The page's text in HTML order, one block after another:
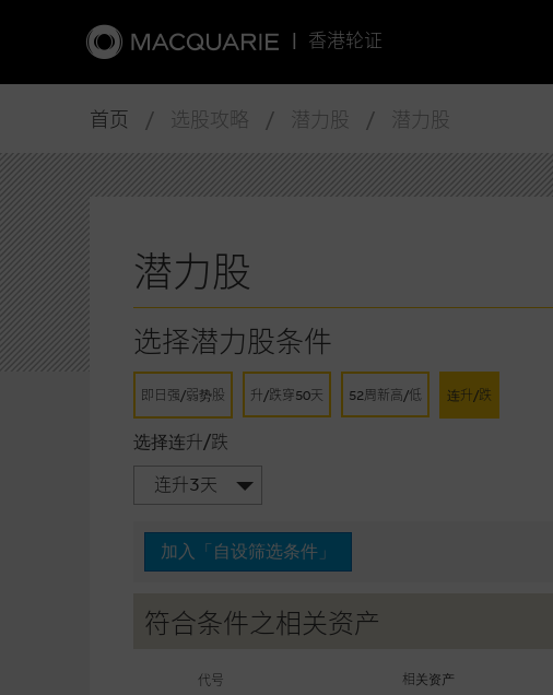
| 香港轮证
首页 / 选股攻略 / 潜力股 / 潜力股
潜力股
选择潜力股条件
即日强/弱势股 升/跌穿50天 52周新高/低 连升/跌
选择连升/跌
连升3天
加入「自设筛选条件」
符合条件之相关资产
代号 相关资产